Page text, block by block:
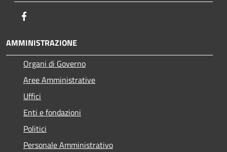
AMMINISTRAZIONE
Organi di Governo
Aree Amministrative
Uffici
Enti e fondazioni
Politici
Personale Amministrativo